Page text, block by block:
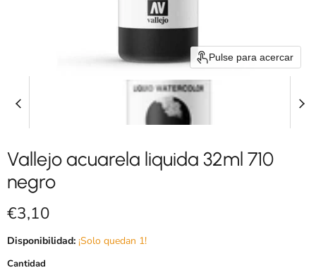
Pulse para acercar
Vallejo acuarela liquida 32ml 710
negro
Precio actual
€3,10
Disponibilidad: ¡Solo quedan 1!
Cantidad